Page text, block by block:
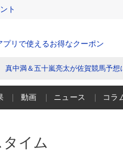
ト
プリで使えるお得なクーポン
真中満＆五十嵐亮太が佐賀競馬予想
動画 ニュース コラ
イム